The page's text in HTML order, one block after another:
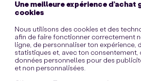
Une meilleure expérience d’achat
cookies
Nous utilisons des cookies et des
afin de faire fonctionner correctement
ligne, de personnaliser ton expérience,
statistiques et, avec ton consentement,
données personnelles pour des
et non personnalisées.